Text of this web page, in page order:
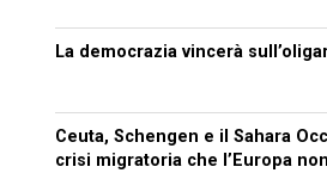
La democrazia vincerà
Ceuta, Schengen e il Sahara
crisi migratoria che l’Europa